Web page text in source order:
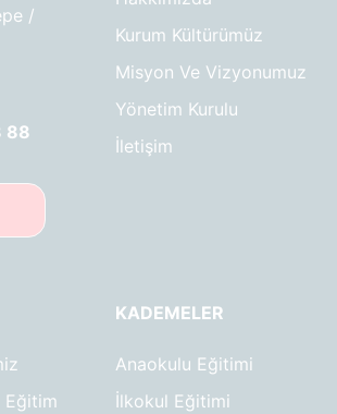
/
88
Kurum Kültürümüz
Misyon Ve Vizyonumuz
Yönetim Kurulu
İletişim
Eğitim
KADEMELER
Anaokulu Eğitimi
İlkokul Eğitimi